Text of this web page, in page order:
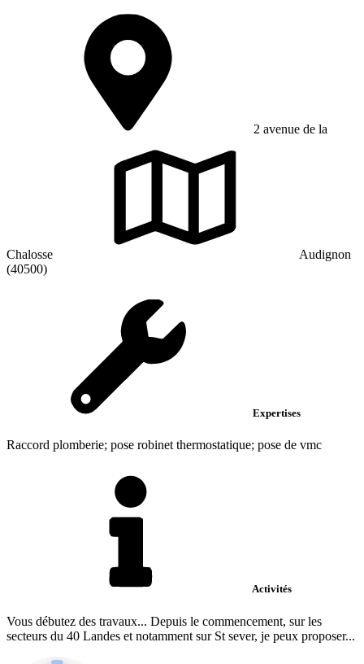
2 avenue de la
Chalosse
Audignon
(40500)
Expertises
Raccord plomberie; pose robinet thermostatique; pose de vmc
Activités
Vous débutez des travaux... Depuis le commencement, sur les
secteurs du 40 Landes et notamment sur St sever, je peux proposer...